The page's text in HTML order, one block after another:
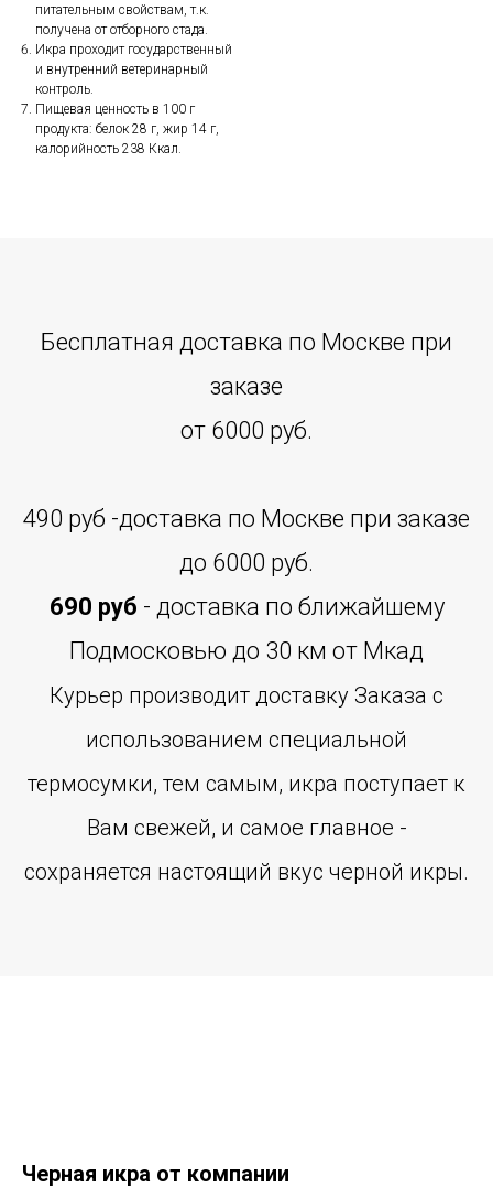
питательным свойствам, т.к.
получена от отборного стада.
Икра проходит государственный
и внутренний ветеринарный
контроль.
Пищевая ценность в 100 г
продукта: белок 28 г, жир 14 г,
калорийность 238 Ккал.
Бесплатная доставка по Москве при
заказе
от 6000 руб.
490 руб -доставка по Москве при заказе
до 6000 руб.
690 руб - доставка по ближайшему
Подмосковью до 30 км от Мкад
Курьер производит доставку Заказа с
использованием специальной
термосумки, тем самым, икра поступает к
Вам свежей, и самое главное -
сохраняется настоящий вкус черной икры.
Черная икра от компании